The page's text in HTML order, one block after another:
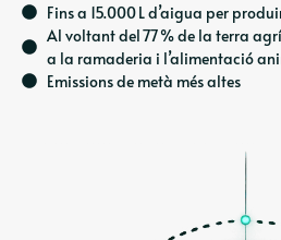
Fins a 15.000 L d’aigua per
Al voltant del 77 % de la terra
a la ramaderia i l’alimentació
Emissions de metà més altes